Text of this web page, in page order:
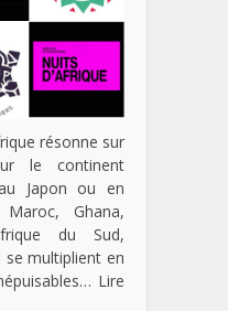
résonne sur
le continent
Japon ou en
Ghana,
du Sud,
multiplient en
Lire